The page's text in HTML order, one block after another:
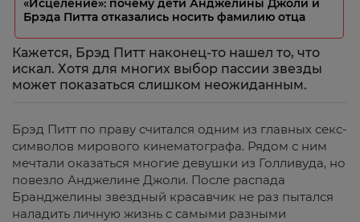
«Исцеление»: почему дети Анджелины Джоли и
Брэда Питта отказались носить фамилию отца
Кажется, Брэд Питт наконец-то нашел то, что
искал. Хотя для многих выбор пассии звезды
может показаться слишком неожиданным.
Брэд Питт по праву считался одним из главных секс-
символов мирового кинематографа. Рядом с ним
мечтали оказаться многие девушки из Голливуда, но
повезло Анджелине Джоли. После распада
Бранджелины звездный красавчик не раз пытался
наладить личную жизнь с самыми разными